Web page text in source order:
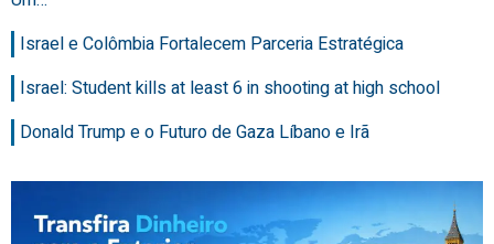
Israel e Colômbia Fortalecem Parceria Estratégica
Israel: Student kills at least 6 in shooting at high school
Donald Trump e o Futuro de Gaza Líbano e Irã